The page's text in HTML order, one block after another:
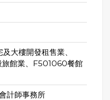
大樓開發租售業、
館業、F501060餐館
計師事務所